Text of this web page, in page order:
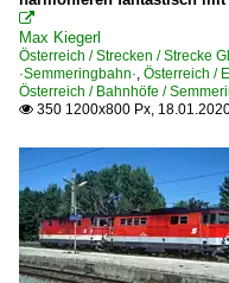

Max Kiegerl
Österreich / Strecken / Strecke
·Semmeringbahn·, Österreich /
Österreich / Bahnhöfe /
 350 1200x800 Px,